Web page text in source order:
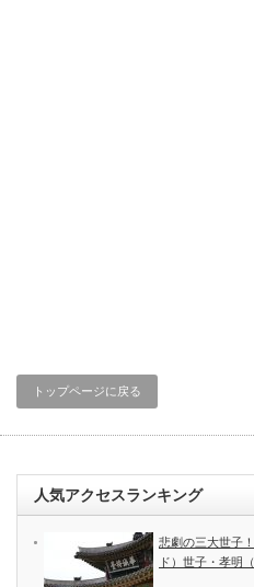
トップページに戻る
人気アクセスランキング
悲劇の三大世子
ド）世子・孝明